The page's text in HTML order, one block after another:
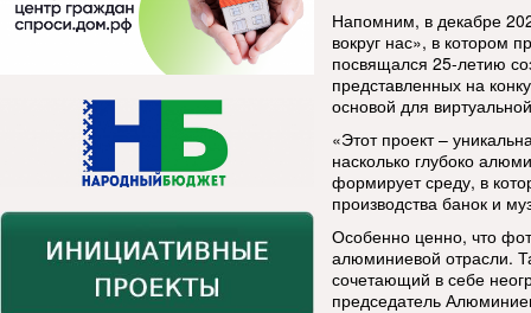
Напомним, в декабре
вокруг нас», в котором
посвящался 25-летию
представленных на
основой для
«Этот проект –
насколько глубоко
формирует среду, в
производства банок и
Особенно ценно, что
алюминиевой отрасли.
сочетающий в себе
председатель